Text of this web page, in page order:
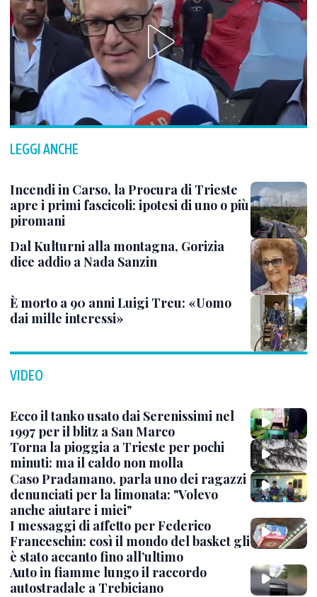
LEGGI ANCHE
Incendi in Carso, la Procura di Trieste
apre i primi fascicoli: ipotesi di uno o più
piromani
Dal Kulturni alla montagna, Gorizia
dice addio a Nada Sanzin
È morto a 90 anni Luigi Treu: «Uomo
dai mille interessi»
VIDEO
Ecco il tanko usato dai Serenissimi nel
1997 per il blitz a San Marco
Torna la pioggia a Trieste per pochi
minuti: ma il caldo non molla
Caso Pradamano, parla uno dei ragazzi
denunciati per la limonata: "Volevo
anche aiutare i miei"
I messaggi di affetto per Federico
Franceschin: così il mondo del basket gli
è stato accanto fino all’ultimo
Auto in fiamme lungo il raccordo
autostradale a Trebiciano